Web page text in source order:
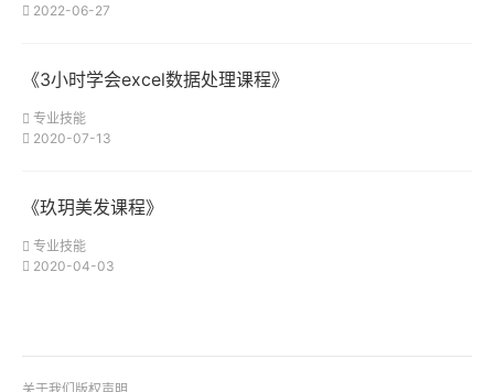
2022-06-27
《3小时学会excel数据处理课程》
专业技能
2020-07-13
《玖玥美发课程》
专业技能
2020-04-03